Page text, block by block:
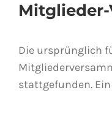
Die ursprünglich
stattgefunden.